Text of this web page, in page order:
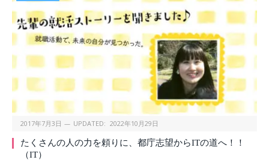
2017年7月3日 UPDATED: 2022年10月29日
たくさんの人の力を頼りに、都庁志望からITの道へ！！
（IT）